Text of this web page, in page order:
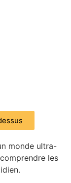
monde ultra-
les